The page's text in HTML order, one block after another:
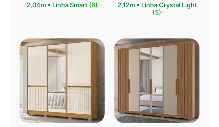
⁠2,04m • Linha Smart (6)
2,12m • Linha Crystal Light
(5)